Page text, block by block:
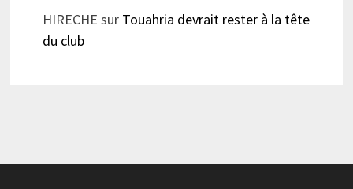
HIRECHE sur Touahria devrait rester à la tête
du club